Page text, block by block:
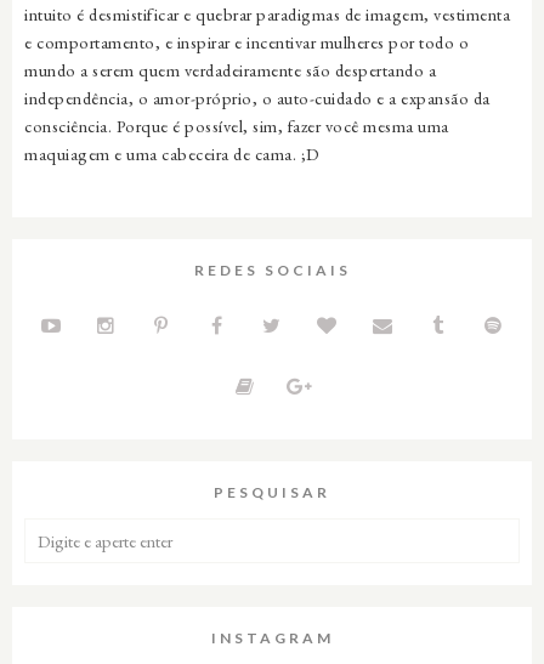
intuito é desmistificar e quebrar paradigmas de imagem, vestimenta
e comportamento, e inspirar e incentivar mulheres por todo o
mundo a serem quem verdadeiramente são despertando a
independência, o amor-próprio, o auto-cuidado e a expansão da
consciência. Porque é possível, sim, fazer você mesma uma
maquiagem e uma cabeceira de cama. ;D
REDES SOCIAIS
PESQUISAR
INSTAGRAM